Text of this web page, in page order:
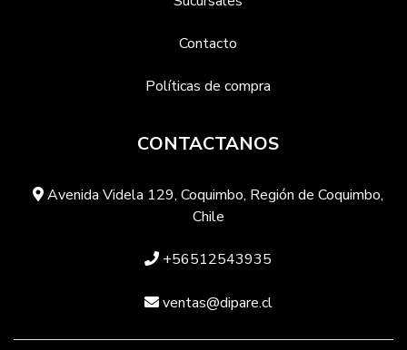
Contacto
Políticas de compra
CONTACTANOS
Avenida Videla 129, Coquimbo, Región de Coquimbo,
Chile
+56512543935
ventas@dipare.cl